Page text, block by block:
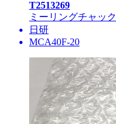
T2513269
ミーリングチャック
日研
MCA40F-20